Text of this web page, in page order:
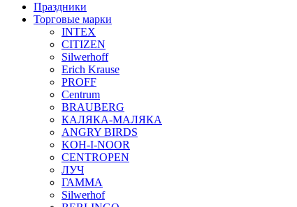
Праздники
Торговые марки
INTEX
CITIZEN
Silwerhoff
Erich Krause
PROFF
Centrum
BRAUBERG
КАЛЯКА-МАЛЯКА
ANGRY BIRDS
KOH-I-NOOR
CENTROPEN
ЛУЧ
ГАММА
Silwerhof